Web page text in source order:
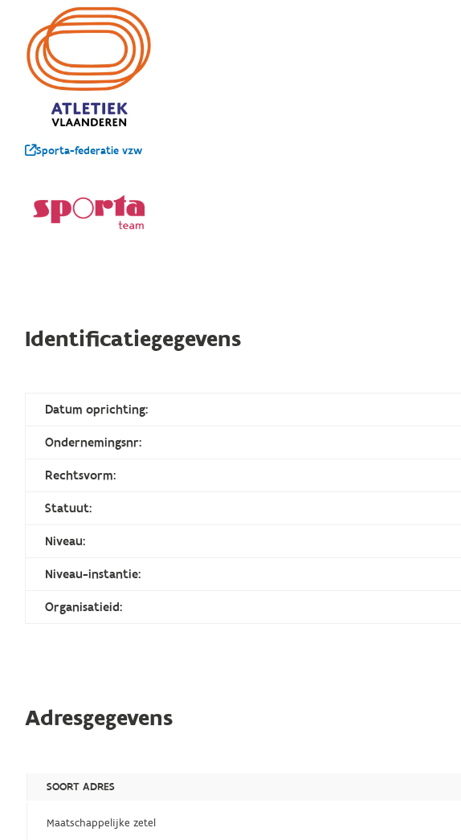
Sporta-federatie vzw
Identificatiegegevens
Datum oprichting:
Ondernemingsnr:
Rechtsvorm:
Statuut:
Niveau:
Niveau-instantie:
Organisatieid:
Adresgegevens
SOORT ADRES
Maatschappelijke zetel